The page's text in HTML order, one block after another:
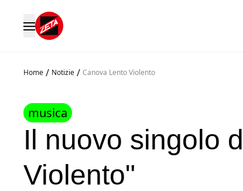
Home / Notizie / Canova Lento Violento
musica
Il nuovo singolo
Violento"